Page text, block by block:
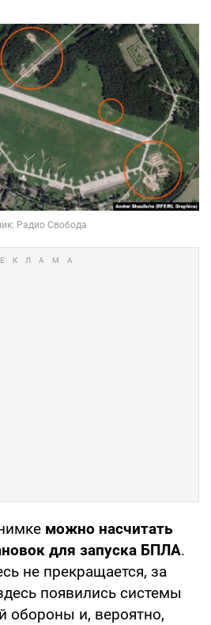
можно насчитать
для запуска БПЛА.
не прекращается, за
появились системы
обороны и, вероятно,